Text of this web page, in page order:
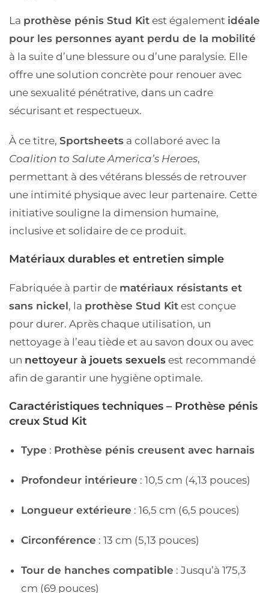
La prothèse pénis Stud Kit est également idéale
pour les personnes ayant perdu de la mobilité
à la suite d’une blessure ou d’une paralysie. Elle
offre une solution concrète pour renouer avec
une sexualité pénétrative, dans un cadre
sécurisant et respectueux.
À ce titre, Sportsheets a collaboré avec la
Coalition to Salute America’s Heroes,
permettant à des vétérans blessés de retrouver
une intimité physique avec leur partenaire. Cette
initiative souligne la dimension humaine,
inclusive et solidaire de ce produit.
Matériaux durables et entretien simple
Fabriquée à partir de matériaux résistants et
sans nickel, la prothèse Stud Kit est conçue
pour durer. Après chaque utilisation, un
nettoyage à l’eau tiède et au savon doux ou avec
un nettoyeur à jouets sexuels est recommandé
afin de garantir une hygiène optimale.
Caractéristiques techniques – Prothèse pénis
creux Stud Kit
Type : Prothèse pénis creusent avec harnais
Profondeur intérieure : 10,5 cm (4,13 pouces)
Longueur extérieure : 16,5 cm (6,5 pouces)
Circonférence : 13 cm (5,13 pouces)
Tour de hanches compatible : Jusqu’à 175,3
cm (69 pouces)